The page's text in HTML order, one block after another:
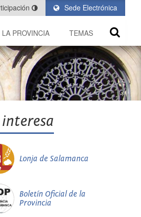
Sede Electrónica
LA PROVINCIA TEMAS
interesa
Lonja de Salamanca
Boletín Oficial de la
Provincia